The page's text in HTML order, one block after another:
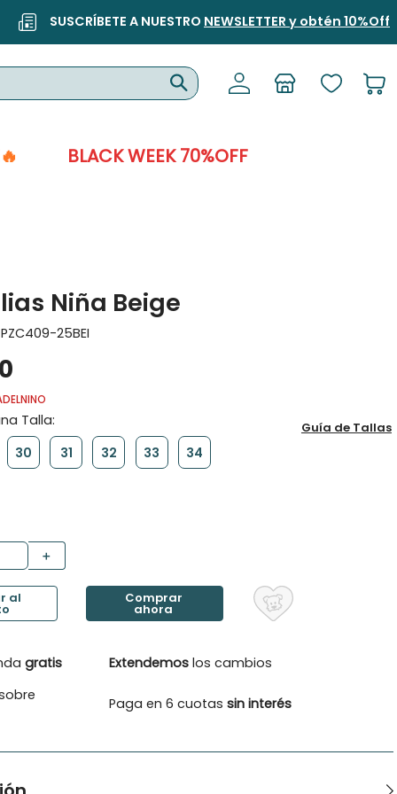
SUSCRÍBETE A NUESTRO NEWSLETTER y obtén 10%Off
BLACK WEEK 70%OFF
Niña Beige
PZC409-25BEI
30 31 32 33 34
Guía de Tallas
＋
gratis
Extendemos los cambios
Paga en 6 cuotassin interés